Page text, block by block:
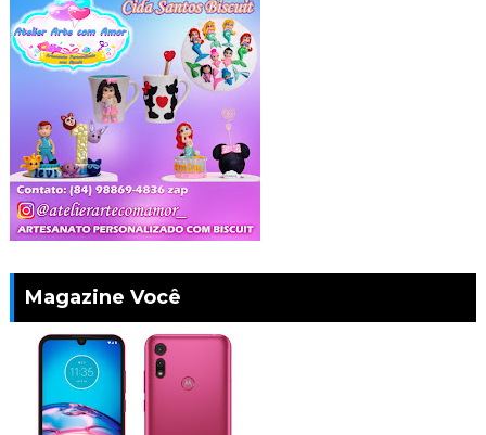
Magazine Você